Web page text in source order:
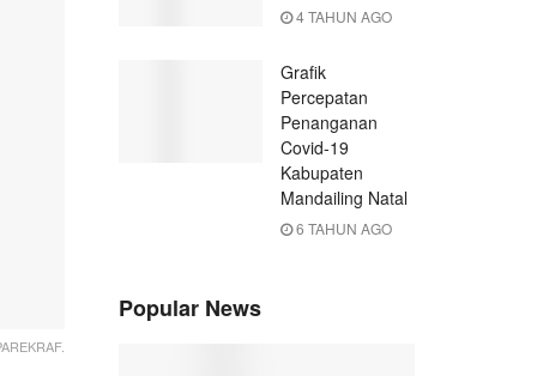
4 TAHUN AGO
Grafik
Percepatan
Penanganan
Covid-19
Kabupaten
Mandailing Natal
6 TAHUN AGO
Popular News